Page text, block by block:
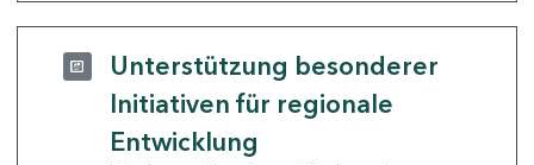
Unterstützung besonderer
Initiativen für regionale
Entwicklung